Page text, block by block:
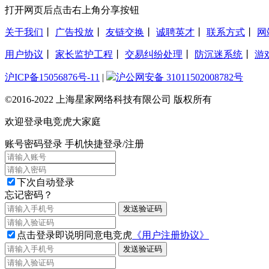
打开网页后点击右上角分享按钮
关于我们 广告投放 友链交换 诚聘英才 联系方式 网
用户协议 家长监护工程 交易纠纷处理 防沉迷系统 游
沪ICP备15056876号-11 | 沪公网安备 31011502008782号
©2016-2022 上海星家网络科技有限公司 版权所有
欢迎登录电竞虎大家庭
账号密码登录 手机快捷登录/注册
下次自动登录
忘记密码？
发送验证码
点击登录即说明同意电竞虎 《用户注册协议》
发送验证码